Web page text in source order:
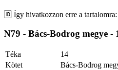
🆔 Így hivatkozzon erre a tartalomra:
N79 - Bács-Bodrog megye -
Téka
14
Kötet
Bács-Bodrog